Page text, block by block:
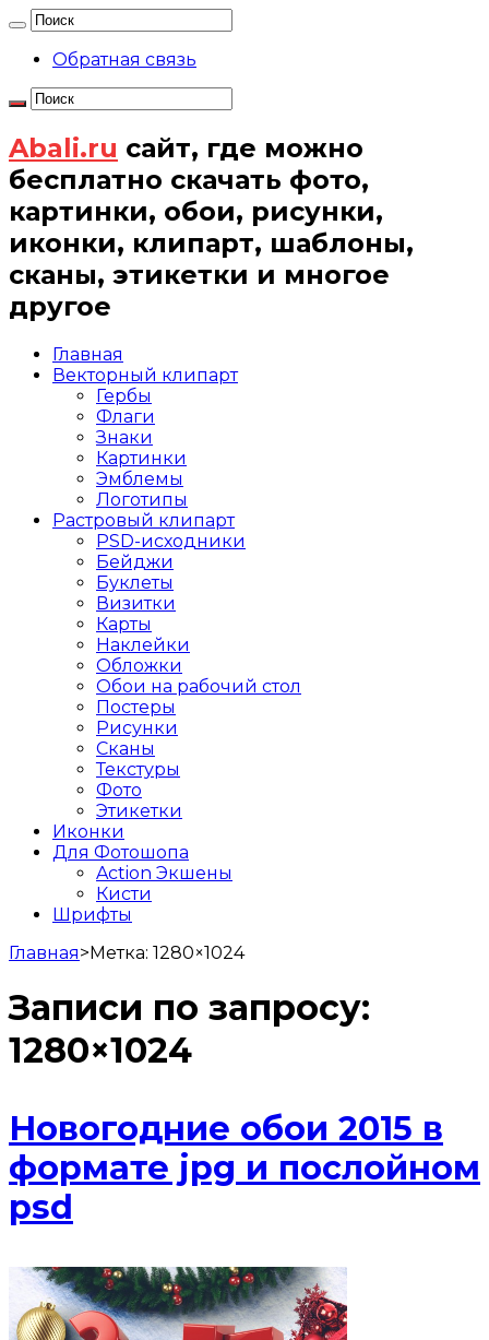
Обратная связь
Abali.ru сайт, где можно
бесплатно скачать фото,
картинки, обои, рисунки,
иконки, клипарт, шаблоны,
сканы, этикетки и многое
другое
Главная
Векторный клипарт
Гербы
Флаги
Знаки
Картинки
Эмблемы
Логотипы
Растровый клипарт
PSD-исходники
Бейджи
Буклеты
Визитки
Карты
Наклейки
Обложки
Обои на рабочий стол
Постеры
Рисунки
Сканы
Текстуры
Фото
Этикетки
Иконки
Для Фотошопа
Action Экшены
Кисти
Шрифты
Главная>Метка: 1280×1024
Записи по запросу:
1280×1024
Новогодние обои 2015 в
формате jpg и послойном
psd